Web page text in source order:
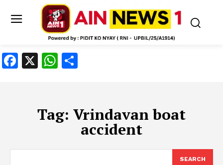
Facebook
X WhatsApp
Tag: Vrindavan boat
accident
SEARCH